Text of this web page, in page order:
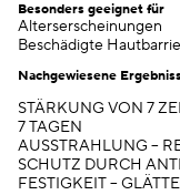
Besonders geeignet für
Alterserscheinungen
Beschädigte
Nachgewiesene
STÄRKUNG VON 7
7 TAGEN
AUSSTRAHLUNG –
SCHUTZ DURCH
FESTIGKEIT –